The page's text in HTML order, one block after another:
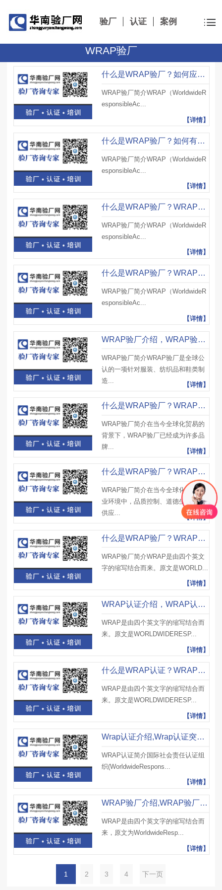
验厂 认证 案例
WRAP验厂
什么是WRAP验厂？如何应对突击抽查？有哪些注意事项？
WRAP验厂简介WRAP（WorldwideR
esponsibleAc...
【详情】
什么是WRAP验厂？如何有效地进行内部评估与改进？有哪些注意事项？
WRAP验厂简介WRAP（WorldwideR
esponsibleAc...
【详情】
什么是WRAP验厂？WRAP验厂标准包括哪些方面？有哪些审核意义？
WRAP验厂简介WRAP（WorldwideR
esponsibleAc...
【详情】
什么是WRAP验厂？WRAP验厂核心原则有哪些？需要做哪些准备工作？
WRAP验厂简介WRAP（WorldwideR
esponsibleAc...
【详情】
WRAP验厂介绍，WRAP验厂审核要点、WRAP验厂实施策略和建议
WRAP验厂简介WRAP验厂是全球公
认的一项针对服装、纺织品和鞋类制
造...
【详情】
什么是WRAP验厂？WRAP验厂核心要求有哪些？对工厂有哪些影响？
WRAP验厂简介在当今全球化贸易的
背景下，WRAP验厂已经成为许多品
牌...
【详情】
什么是WRAP验厂？WRAP验厂主要验什么？对工厂产生哪些影响？
WRAP验厂简介在当今全球化的制造
业环境中，品质控制、道德生产以及
供应...
【详情】
什么是WRAP验厂？WRAP验厂最新收费标准及注意事项
WRAP验厂简介WRAP是由四个英文
字的缩写结合而来。原文是WORLD...
【详情】
WRAP认证介绍，WRAP认证结果、WRAP认证证书等级及有效期
WRAP是由四个英文字的缩写结合而
来。原文是WORLDWIDERESP...
【详情】
什么是WRAP认证？WRAP认证标准有哪些变化？WRAP认证费用是多少？
WRAP是由四个英文字的缩写结合而
来。原文是WORLDWIDERESP...
【详情】
Wrap认证介绍,Wrap认证突击审核应对技巧及Wrap认证证书等级
WRAP认证简介国际社会责任认证组
织(WorldwideRespons...
【详情】
WRAP验厂介绍,WRAP验厂资料及WRAP验厂申请、审核流程及要求
WRAP是由四个英文字的缩写结合而
来，原文为WorldwideResp...
【详情】
1 2 3 4 下一页